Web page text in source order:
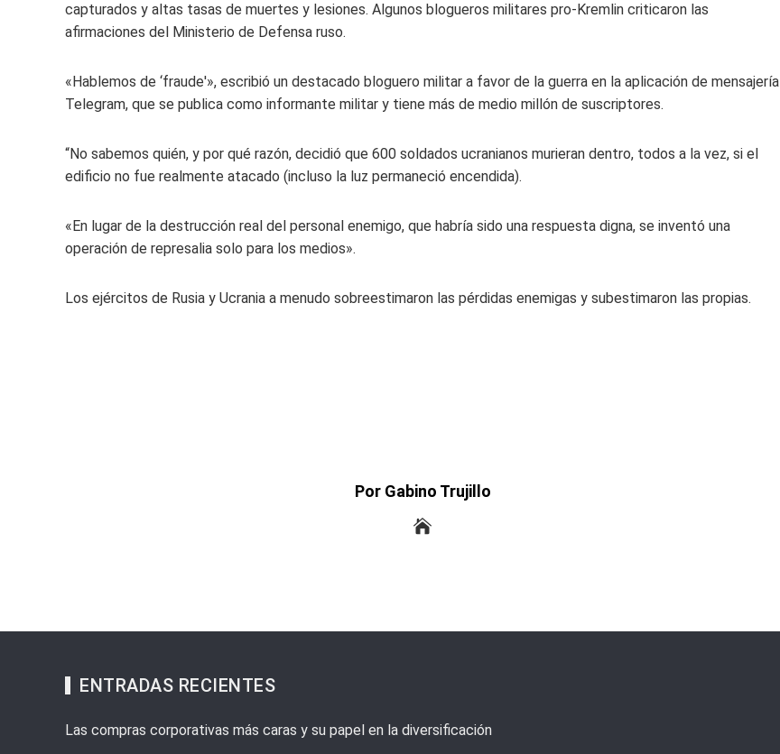
capturados y altas tasas de muertes y lesiones. Algunos blogueros militares pro-Kremlin criticaron las
afirmaciones del Ministerio de Defensa ruso.
«Hablemos de ‘fraude'», escribió un destacado bloguero militar a favor de la guerra en la aplicación de mensajería
Telegram, que se publica como informante militar y tiene más de medio millón de suscriptores.
“No sabemos quién, y por qué razón, decidió que 600 soldados ucranianos murieran dentro, todos a la vez, si el
edificio no fue realmente atacado (incluso la luz permaneció encendida).
«En lugar de la destrucción real del personal enemigo, que habría sido una respuesta digna, se inventó una
operación de represalia solo para los medios».
Los ejércitos de Rusia y Ucrania a menudo sobreestimaron las pérdidas enemigas y subestimaron las propias.
Por Gabino Trujillo
ENTRADAS RECIENTES
Las compras corporativas más caras y su papel en la diversificación